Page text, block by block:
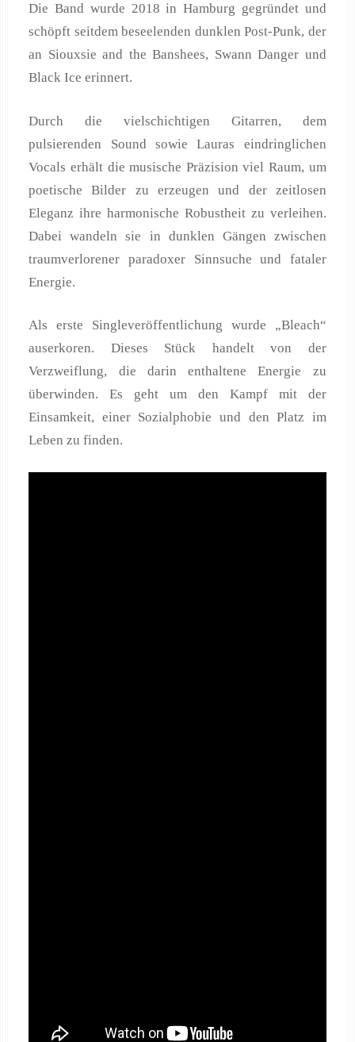
Die Band wurde 2018 in Hamburg gegründet und
schöpft seitdem beseelenden dunklen Post-Punk, der
an Siouxsie and the Banshees, Swann Danger und
Black Ice erinnert.
Durch die vielschichtigen Gitarren, dem
pulsierenden Sound sowie Lauras eindringlichen
Vocals erhält die musische Präzision viel Raum, um
poetische Bilder zu erzeugen und der zeitlosen
Eleganz ihre harmonische Robustheit zu verleihen.
Dabei wandeln sie in dunklen Gängen zwischen
traumverlorener paradoxer Sinnsuche und fataler
Energie.
Als erste Singleveröffentlichung wurde „Bleach“
auserkoren. Dieses Stück handelt von der
Verzweiflung, die darin enthaltene Energie zu
überwinden. Es geht um den Kampf mit der
Einsamkeit, einer Sozialphobie und den Platz im
Leben zu finden.